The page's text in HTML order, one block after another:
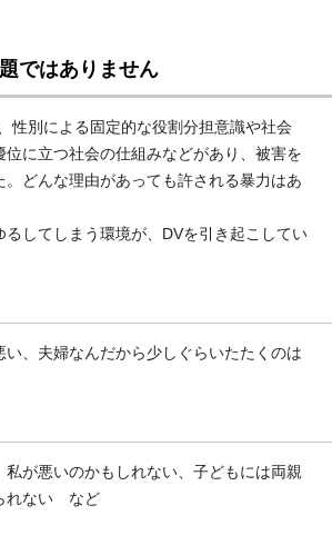
ではありません
性別による固定的な役割分担意識や社会
位に立つ社会の仕組みなどがあり、被害を
。どんな理由があっても許される暴力はあ
るしてしまう環境が、DVを引き起こしてい
い、夫婦なんだから少しぐらいたたくのは
私が悪いのかもしれない、子どもには両親
れない など